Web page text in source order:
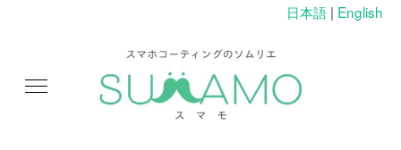
日本語 | English